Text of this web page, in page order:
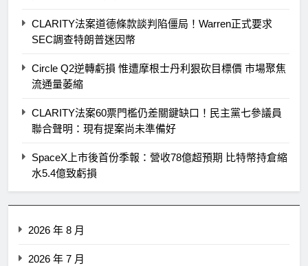
CLARITY法案道德條款談判陷僵局！Warren正式要求
SEC調查特朗普迷因幣
Circle Q2逆轉虧損 惟遭摩根士丹利狠砍目標價 市場聚焦
流通量萎縮
CLARITY法案60票門檻仍差關鍵缺口！民主黨七參議員
聯合聲明：現有提案尚未準備好
SpaceX上市後首份季報：營收78億超預期 比特幣持倉縮
水5.4億致虧損
2026 年 8 月
2026 年 7 月